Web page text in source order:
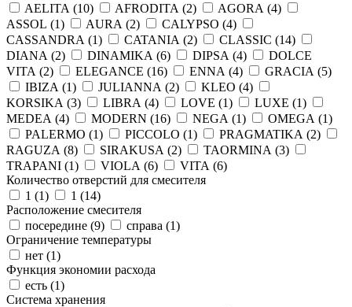
AELITA (10) AFRODITA (2) AGORA (4)
ASSOL (1) AURA (2) CALYPSO (4)
CASSANDRA (1) CATANIA (2) CLASSIC (14)
DIANA (2) DINAMIKA (6) DIPSA (4)
DOLCE
VITA (2) ELEGANCE (16) ENNA (4) GRACIA (5)
IBIZA (1) JULIANNA (2) KLEO (4)
KORSIKA (3) LIBRA (4) LOVE (1) LUXE (1)
MEDEA (4) MODERN (16) NEGA (1) OMEGA (1)
PALERMO (1) PICCOLO (1) PRAGMATIKA (2)
RAGUZA (8) SIRAKUSA (2) TAORMINA (3)
TRAPANI (1) VIOLA (6) VITA (6)
Количество отверстий для смесителя
1 (1) 1 (14)
Расположение смесителя
посередине (9) справа (1)
Ограничение температуры
нет (1)
Функция экономии расхода
есть (1)
Система хранения